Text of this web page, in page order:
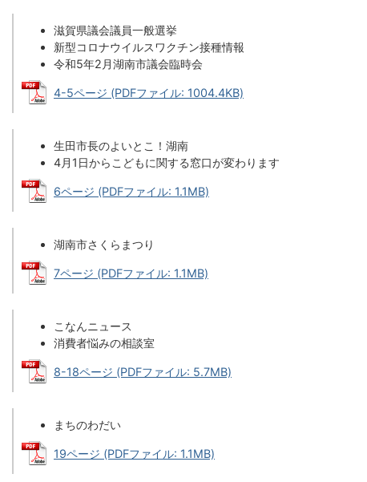
滋賀県議会議員一般選挙
新型コロナウイルスワクチン接種情報
令和5年2月湖南市議会臨時会
4-5ページ (PDFファイル: 1004.4KB)
生田市長のよいとこ！湖南
4月1日からこどもに関する窓口が変わります
6ページ (PDFファイル: 1.1MB)
湖南市さくらまつり
7ページ (PDFファイル: 1.1MB)
こなんニュース
消費者悩みの相談室
8-18ページ (PDFファイル: 5.7MB)
まちのわだい
19ページ (PDFファイル: 1.1MB)